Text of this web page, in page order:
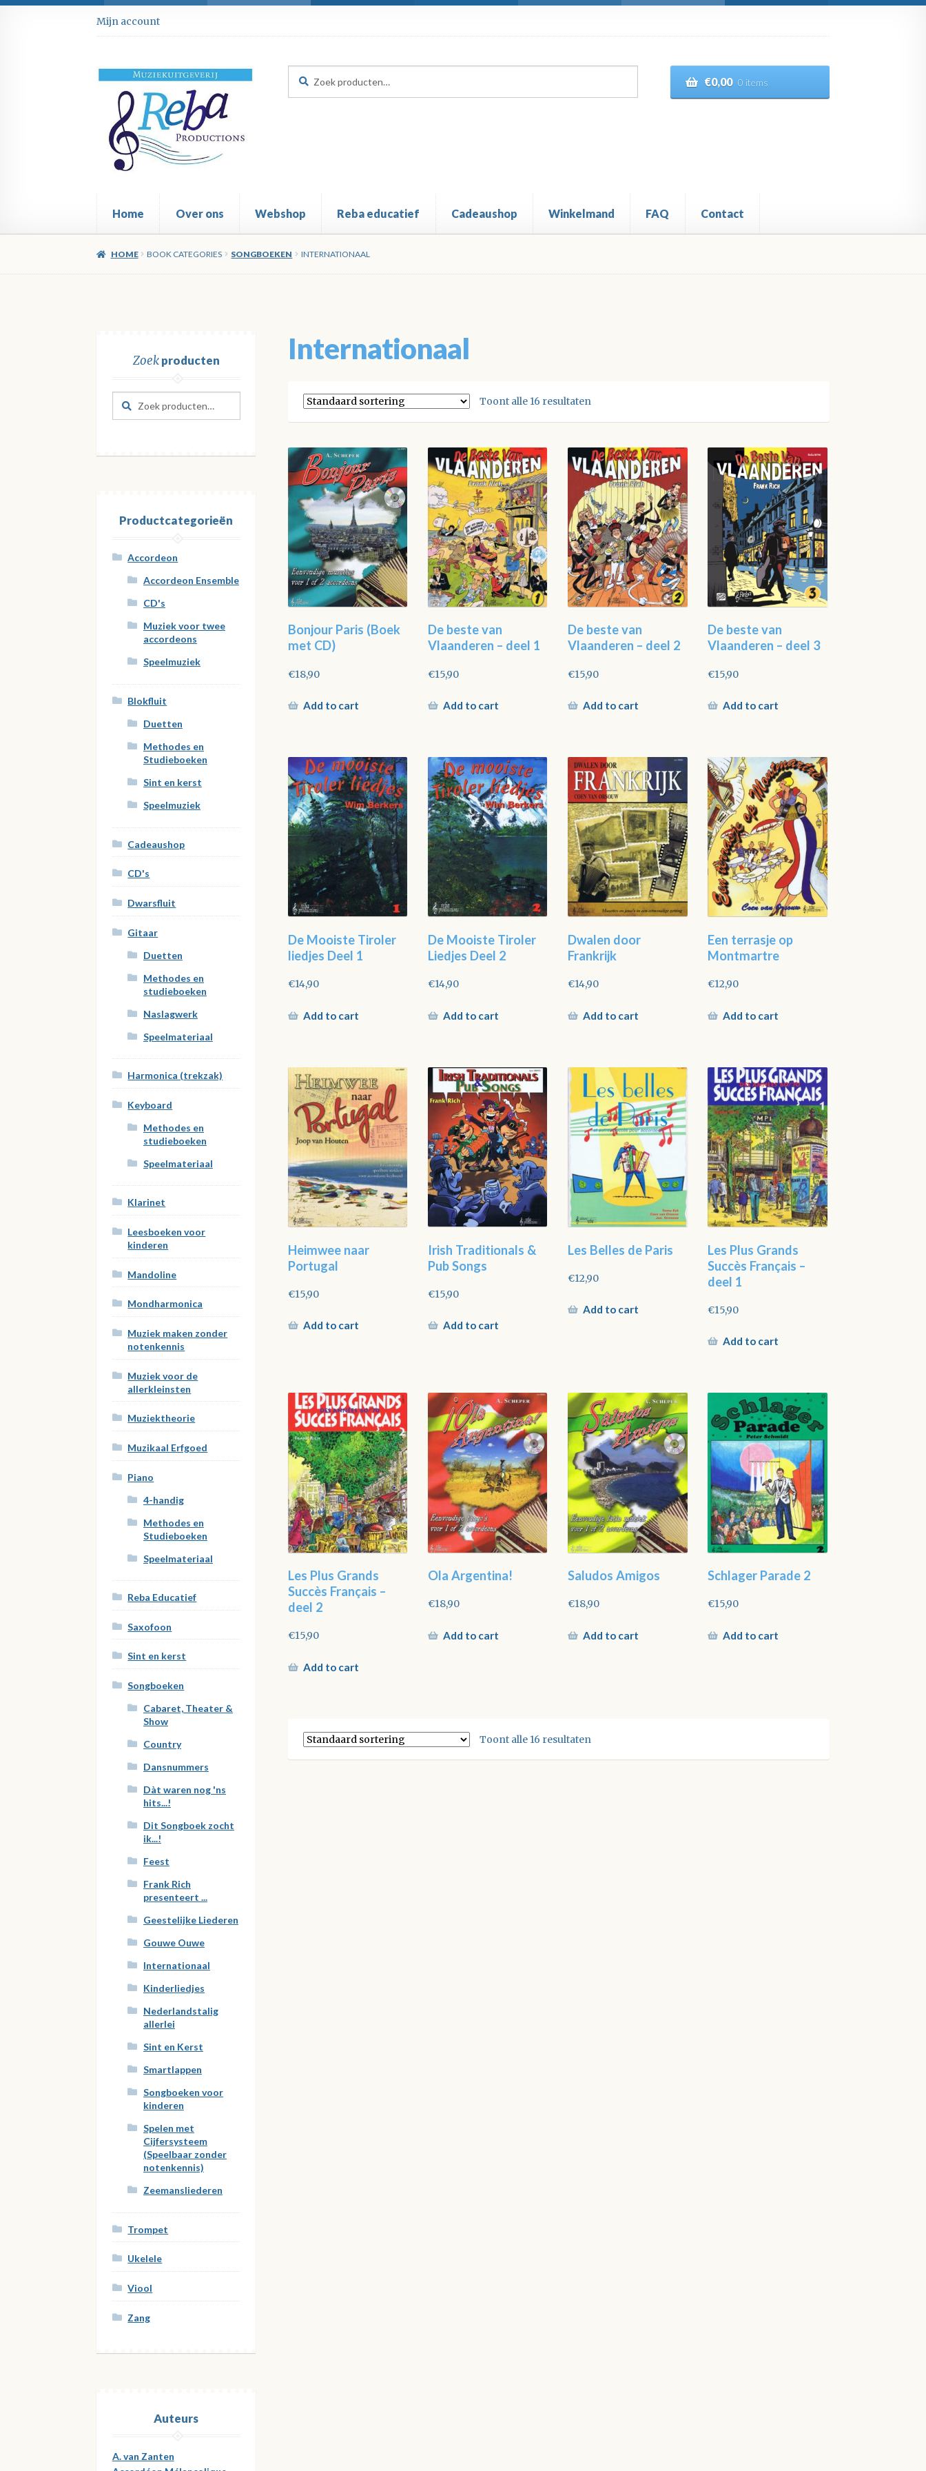
Ga
door
navigatie
Ga
direct
de
inhoud
Mijn account
naar:
€0,00 0 items
Home Over ons Webshop Reba educatief Cadeaushop Winkelmand FAQ Contact
HOME BOOK CATEGORIES SONGBOEKEN INTERNATIONAAL
Internationaal
Toont alle 16 resultaten
Bonjour Paris (Boek
met CD)
€18,90
Add to cart
De beste van
Vlaanderen – deel 1
€15,90
Add to cart
De beste van
Vlaanderen – deel 2
€15,90
Add to cart
De beste van
Vlaanderen – deel 3
€15,90
Add to cart
De Mooiste Tiroler
liedjes Deel 1
€14,90
Add to cart
De Mooiste Tiroler
Liedjes Deel 2
€14,90
Add to cart
Dwalen door
Frankrijk
€14,90
Add to cart
Een terrasje op
Montmartre
€12,90
Add to cart
Heimwee naar
Portugal
€15,90
Add to cart
Irish Traditionals &
Pub Songs
€15,90
Add to cart
Les Belles de Paris
€12,90
Add to cart
Les Plus Grands
Succès Français –
deel 1
€15,90
Add to cart
Les Plus Grands
Succès Français –
deel 2
€15,90
Add to cart
Ola Argentina!
€18,90
Add to cart
Saludos Amigos
€18,90
Add to cart
Schlager Parade 2
€15,90
Add to cart
Toont alle 16 resultaten
Zoekproducten
Zoeken
naar:
Zoeken
Productcategorieën
Accordeon
Accordeon Ensemble
CD's
Muziek voor twee
accordeons
Speelmuziek
Blokfluit
Duetten
Methodes en
Studieboeken
Sint en kerst
Speelmuziek
Cadeaushop
CD's
Dwarsfluit
Gitaar
Duetten
Methodes en
studieboeken
Naslagwerk
Speelmateriaal
Harmonica (trekzak)
Keyboard
Methodes en
studieboeken
Speelmateriaal
Klarinet
Leesboeken voor
kinderen
Mandoline
Mondharmonica
Muziek maken zonder
notenkennis
Muziek voor de
allerkleinsten
Muziektheorie
Muzikaal Erfgoed
Piano
4-handig
Methodes en
Studieboeken
Speelmateriaal
Reba Educatief
Saxofoon
Sint en kerst
Songboeken
Cabaret, Theater &
Show
Country
Dansnummers
Dàt waren nog 'ns
hits...!
Dit Songboek zocht
ik...!
Feest
Frank Rich
presenteert ...
Geestelijke Liederen
Gouwe Ouwe
Internationaal
Kinderliedjes
Nederlandstalig
allerlei
Sint en Kerst
Smartlappen
Songboeken voor
kinderen
Spelen met
Cijfersysteem
(Speelbaar zonder
notenkennis)
Zeemansliederen
Trompet
Ukelele
Viool
Zang
Auteurs
A. van Zanten